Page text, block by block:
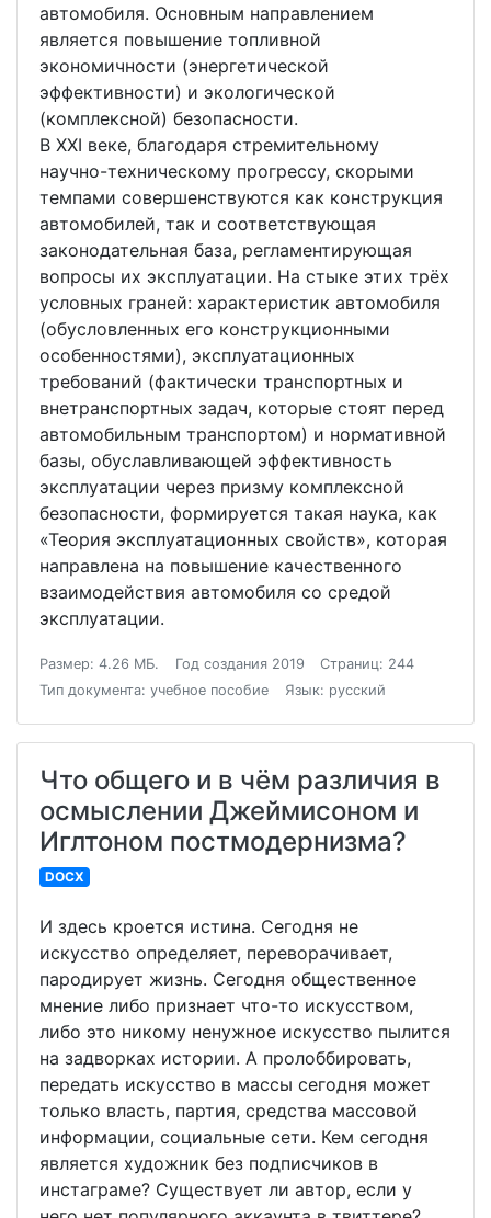
автомобиля. Основным направлением
является повышение топливной
экономичности (энергетической
эффективности) и экологической
(комплексной) безопасности.
В XXI веке, благодаря стремительному
научно-техническому прогрессу, скорыми
темпами совершенствуются как конструкция
автомобилей, так и соответствующая
законодательная база, регламентирующая
вопросы их эксплуатации. На стыке этих трёх
условных граней: характеристик автомобиля
(обусловленных его конструкционными
особенностями), эксплуатационных
требований (фактически транспортных и
внетранспортных задач, которые стоят перед
автомобильным транспортом) и нормативной
базы, обуславливающей эффективность
эксплуатации через призму комплексной
безопасности, формируется такая наука, как
«Теория эксплуатационных свойств», которая
направлена на повышение качественного
взаимодействия автомобиля со средой
эксплуатации.
Размер: 4.26 МБ. Год создания 2019
Страниц: 244
Тип документа: учебное пособие
Язык: русский
Что общего и в чём различия в
осмыслении Джеймисоном и
Иглтоном постмодернизма?
DOCX
И здесь кроется истина. Сегодня не
искусство определяет, переворачивает,
пародирует жизнь. Сегодня общественное
мнение либо признает что-то искусством,
либо это никому ненужное искусство пылится
на задворках истории. А пролоббировать,
передать искусство в массы сегодня может
только власть, партия, средства массовой
информации, социальные сети. Кем сегодня
является художник без подписчиков в
инстаграме? Существует ли автор, если у